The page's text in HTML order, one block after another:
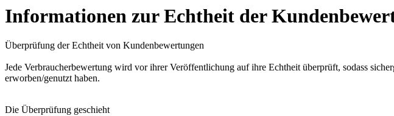
Informationen zur Echtheit der
Überprüfung der Echtheit von Kundenbewertungen
Jede Verbraucherbewertung wird vor ihrer Veröffentlichung auf ihre Echtheit überprüft, sodass
erworben/genutzt haben.
Die Überprüfung geschieht